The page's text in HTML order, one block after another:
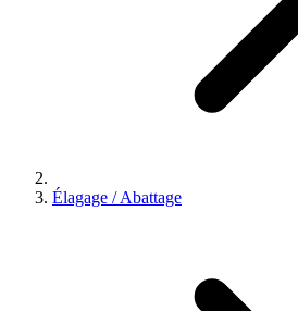
Élagage / Abattage